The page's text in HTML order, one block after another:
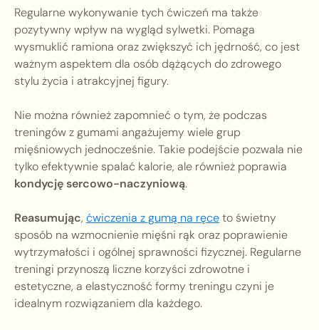
Regularne wykonywanie tych ćwiczeń ma także
pozytywny wpływ na wygląd sylwetki. Pomaga
wysmuklić ramiona oraz zwiększyć ich jędrność, co jest
ważnym aspektem dla osób dążących do zdrowego
stylu życia i atrakcyjnej figury.
Nie można również zapomnieć o tym, że podczas
treningów z gumami angażujemy wiele grup
mięśniowych jednocześnie. Takie podejście pozwala nie
tylko efektywnie spalać kalorie, ale również poprawia
kondycję sercowo-naczyniową.
Reasumując, ćwiczenia z gumą na ręceto świetny
sposób na wzmocnienie mięśni rąk oraz poprawienie
wytrzymałości i ogólnej sprawności fizycznej. Regularne
treningi przynoszą liczne korzyści zdrowotne i
estetyczne, a elastyczność formy treningu czyni je
idealnym rozwiązaniem dla każdego.